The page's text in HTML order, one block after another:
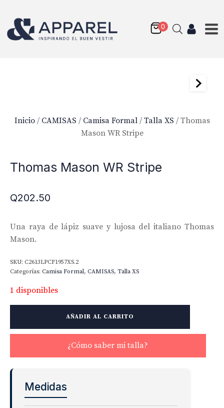
Inicio/ CAMISAS / Camisa Formal/ Talla XS / Thomas
Mason WR Stripe
Thomas Mason WR Stripe
Q202.50
Una raya de lápiz suave y lujosa del italiano Thomas
Mason.
SKU: C2613LPCF1957XS.2
Categorías: Camisa Formal, CAMISAS, Talla XS
1 disponibles
WR
AÑADIR AL CARRITO
¿Cómo saber mi talla?
Medidas